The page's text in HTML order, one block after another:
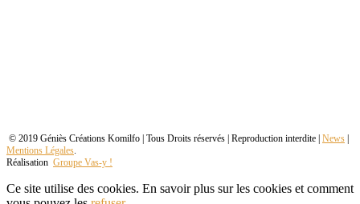
© 2019 Géniès Créations Komilfo | Tous Droits réservés | Reproduction interdite | News
Mentions Légales.
Réalisation Groupe Vas-y !
Ce site utilise des cookies. En savoir plus sur les cookies et comment